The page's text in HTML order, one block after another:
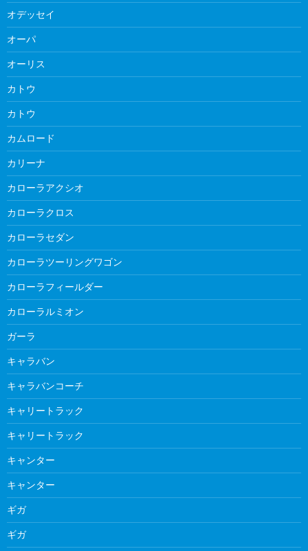
オデッセイ
オーパ
オーリス
カトウ
カトウ
カムロード
カリーナ
カローラアクシオ
カローラクロス
カローラセダン
カローラツーリングワゴン
カローラフィールダー
カローラルミオン
ガーラ
キャラバン
キャラバンコーチ
キャリートラック
キャリートラック
キャンター
キャンター
ギガ
ギガ